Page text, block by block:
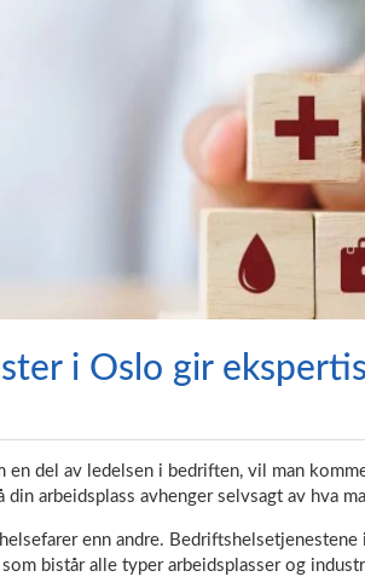
i Oslo gir
en del av ledelsen i bedriften, vil man
arbeidsplass avhenger selvsagt av hva
enn andre.
bistår alle typer arbeidsplasser og